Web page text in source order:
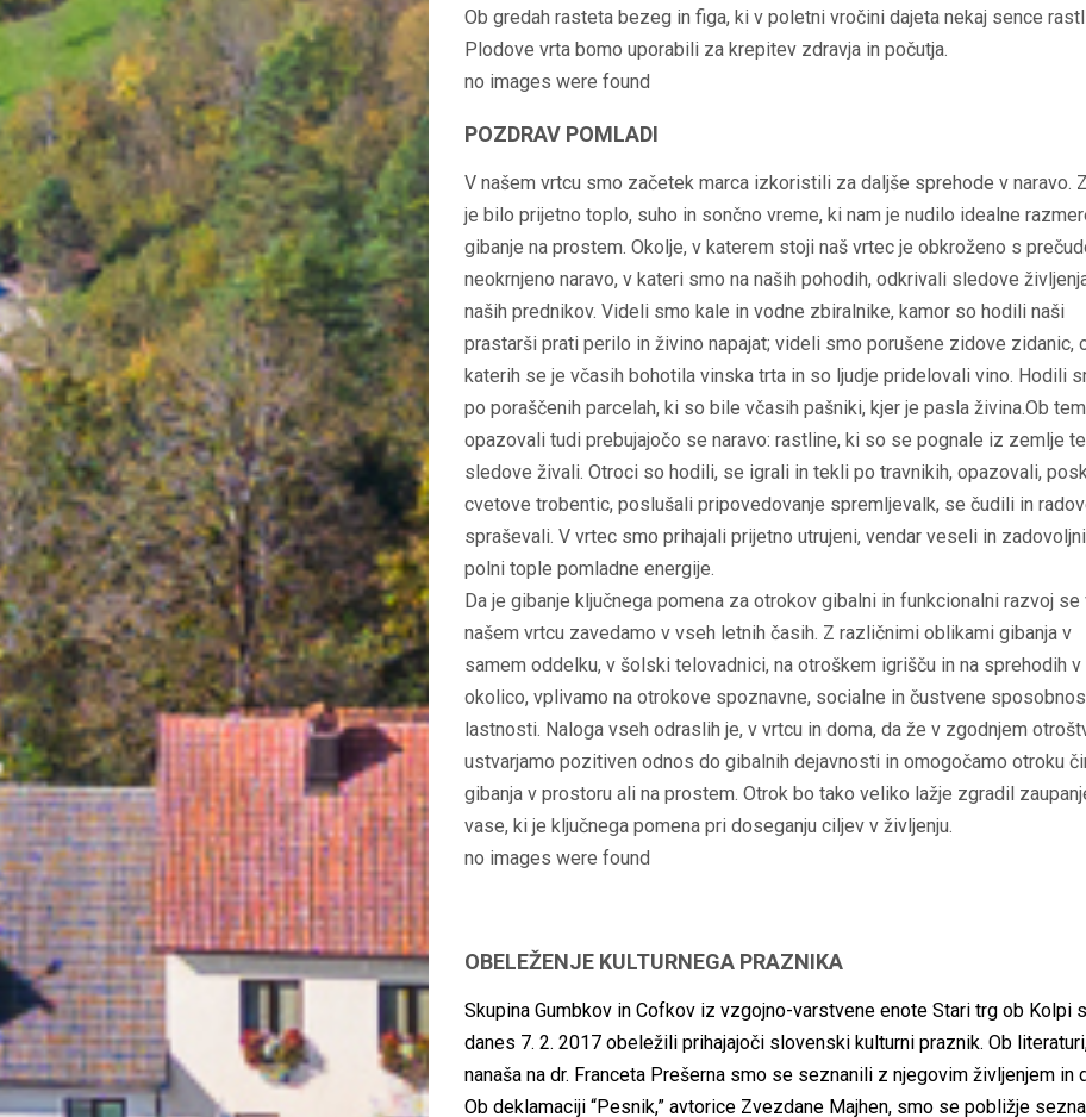
Ob gredah rasteta bezeg in figa, ki v poletni vročini dajeta nekaj sence
Plodove vrta bomo uporabili za krepitev zdravja in počutja.
no images were found
POZDRAV POMLADI
V našem vrtcu smo začetek marca izkoristili za daljše sprehode v naravo.
je bilo prijetno toplo, suho in sončno vreme, ki nam je nudilo idealne
gibanje na prostem. Okolje, v katerem stoji naš vrtec je obkroženo s
neokrnjeno naravo, v kateri smo na naših pohodih, odkrivali sledove
naših prednikov. Videli smo kale in vodne zbiralnike, kamor so hodili naši
prastarši prati perilo in živino napajat; videli smo porušene zidove zidanic,
katerih se je včasih bohotila vinska trta in so ljudje pridelovali vino. Hodili
po poraščenih parcelah, ki so bile včasih pašniki, kjer je pasla živina.Ob
opazovali tudi prebujajočo se naravo: rastline, ki so se pognale iz zemlje
sledove živali. Otroci so hodili, se igrali in tekli po travnikih, opazovali,
cvetove trobentic, poslušali pripovedovanje spremljevalk, se čudili in
spraševali. V vrtec smo prihajali prijetno utrujeni, vendar veseli in
polni tople pomladne energije.
Da je gibanje ključnega pomena za otrokov gibalni in funkcionalni razvoj se
našem vrtcu zavedamo v vseh letnih časih. Z različnimi oblikami gibanja v
samem oddelku, v šolski telovadnici, na otroškem igrišču in na sprehodih v
okolico, vplivamo na otrokove spoznavne, socialne in čustvene
lastnosti. Naloga vseh odraslih je, v vrtcu in doma, da že v zgodnjem
ustvarjamo pozitiven odnos do gibalnih dejavnosti in omogočamo otroku
gibanja v prostoru ali na prostem. Otrok bo tako veliko lažje zgradil
vase, ki je ključnega pomena pri doseganju ciljev v življenju.
no images were found
OBELEŽENJE KULTURNEGA PRAZNIKA
Skupina Gumbkov in Cofkov iz vzgojno-varstvene enote Stari trg ob Kolpi
danes 7. 2. 2017 obeležili prihajajoči slovenski kulturni praznik. Ob
nanaša na dr. Franceta Prešerna smo se seznanili z njegovim življenjem in
Ob deklamaciji “Pesnik,” avtorice Zvezdane Majhen, smo se pobližje